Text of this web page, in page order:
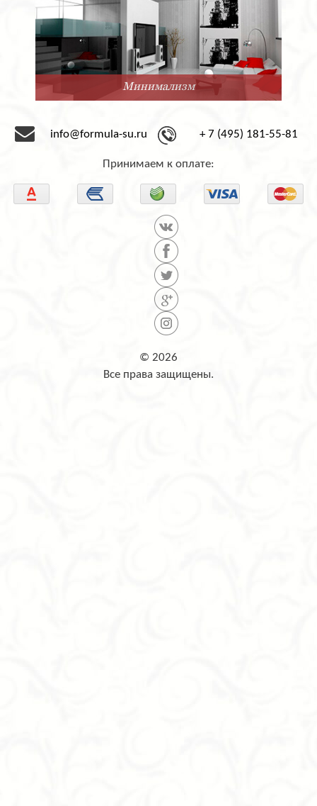
Минимализм
info@formula-su.ru + 7 (495) 181-55-81
Принимаем к оплате:
© 2026
Все права защищены.